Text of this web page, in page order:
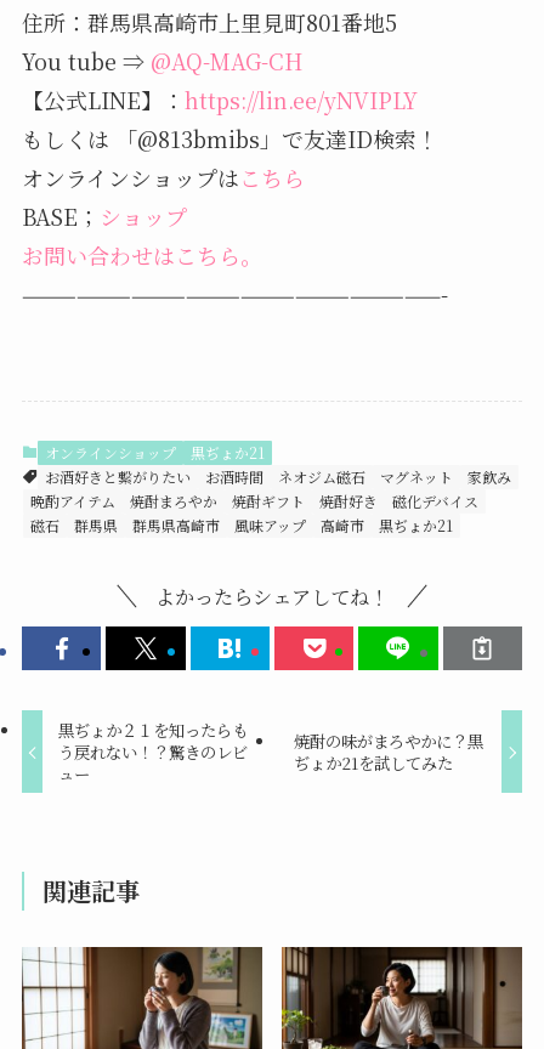
住所：群馬県高崎市上里見町801番地5
You tube ⇒ @AQ-MAG-CH
【公式LINE】： https://lin.ee/yNVIPLY
もしくは 「@813bmibs」で友達ID検索！
オンラインショップはこちら
BASE； ショップ
お問い合わせはこちら。
———————————————————————-
オンラインショップ
黒ぢょか21
お酒好きと繋がりたい
お酒時間 ネオジム磁石 マグネット
家飲み
晩酌アイテム
焼酎まろやか 焼酎ギフト 焼酎好き
磁化デバイス
磁石
群馬県 群馬県高崎市 風味アップ 高崎市 黒ぢょか21
よかったらシェアしてね！
黒ぢょか２１を知ったらも
う戻れない！？驚きのレビ
ュー
焼酎の味がまろやかに？黒
ぢょか21を試してみた
関連記事